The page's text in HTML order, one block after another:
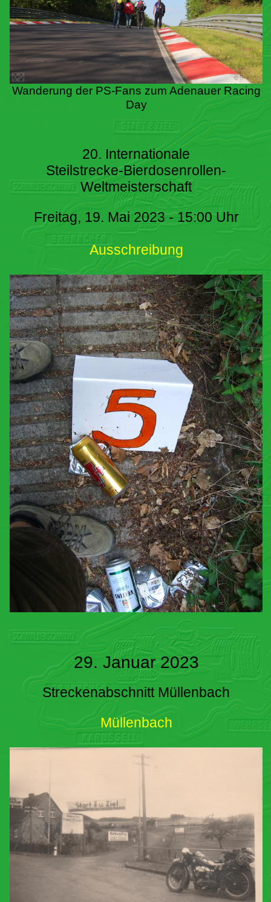
Wanderung der PS-Fans zum Adenauer Racing
Day
20. Internationale
Steilstrecke-Bierdosenrollen-
Weltmeisterschaft
Freitag, 19. Mai 2023 - 15:00 Uhr
Ausschreibung
29. Januar 2023
Streckenabschnitt Müllenbach
Müllenbach